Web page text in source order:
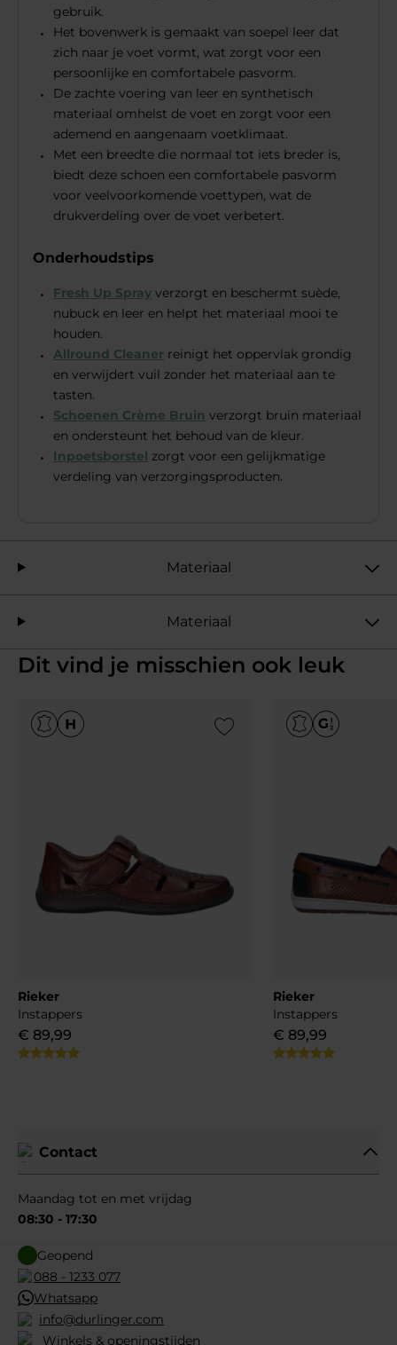
gebruik.
Het bovenwerk is gemaakt van soepel leer dat
zich naar je voet vormt, wat zorgt voor een
persoonlijke en comfortabele pasvorm.
De zachte voering van leer en synthetisch
materiaal omhelst de voet en zorgt voor een
ademend en aangenaam voetklimaat.
Met een breedte die normaal tot iets breder is,
biedt deze schoen een comfortabele pasvorm
voor veelvoorkomende voettypen, wat de
drukverdeling over de voet verbetert.
Onderhoudstips
Fresh Up Spray verzorgt en beschermt suède,
nubuck en leer en helpt het materiaal mooi te
houden.
Allround Cleaner reinigt het oppervlak grondig
en verwijdert vuil zonder het materiaal aan te
tasten.
Schoenen Crème Bruin verzorgt bruin materiaal
en ondersteunt het behoud van de kleur.
Inpoetsborstel zorgt voor een gelijkmatige
verdeling van verzorgingsproducten.
Materiaal
Materiaal
Dit vind je misschien ook leuk
Add to Wishlist
Rieker
Instappers
€ 89,99
Rieker
Instappers
€ 89,99
Contact
Maandag tot en met vrijdag
08:30 - 17:30
Geopend
088 - 1233 077
Whatsapp
info@durlinger.com
Winkels & openingstijden